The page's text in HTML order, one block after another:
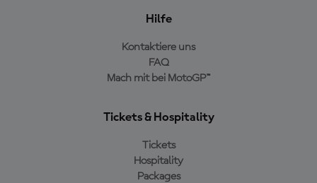
Hilfe
Kontaktiere uns
FAQ
Mach mit bei MotoGP™
Tickets & Hospitality
Tickets
Hospitality
Packages